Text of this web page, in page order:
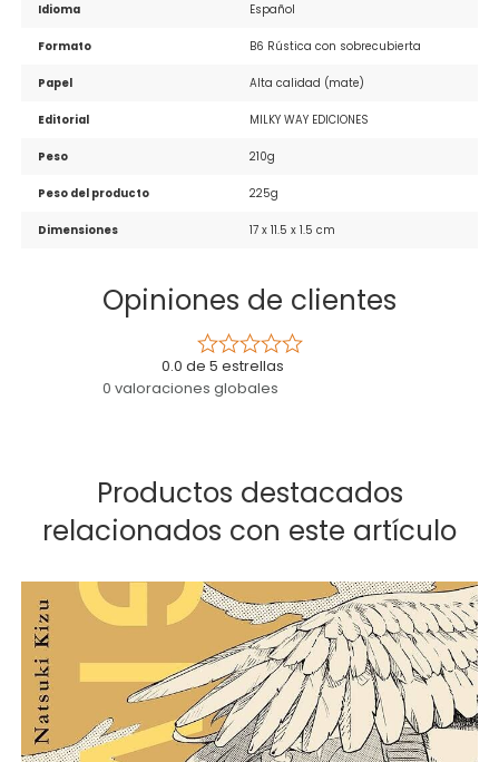
Idioma Español
Formato B6 Rústica con sobrecubierta
Papel Alta calidad (mate)
Editorial MILKY WAY EDICIONES
Peso 210g
Peso del producto 225g
Dimensiones 17 x 11.5 x 1.5 cm
Opiniones de clientes
0.0 de 5 estrellas
0 valoraciones globales
Productos destacados
relacionados con este artículo